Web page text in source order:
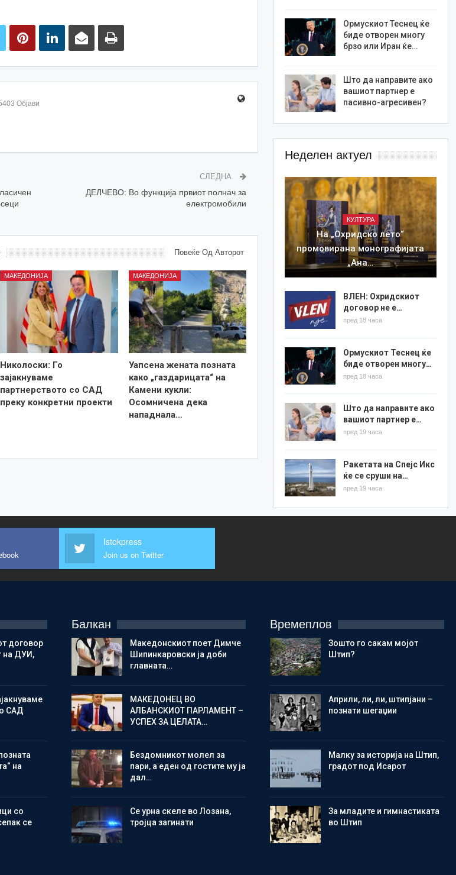
Објави
СЛЕДНА
ДЕЛЧЕВО: Во функција првиот полнач за
електромобили
Повеќе Од Авторот
МАКЕДОНИЈА
Николоски: Го
зајакнуваме
партнерството со САД
преку конкретни проекти
МАКЕДОНИЈА
Уапсена жената позната
како „газдарицата“ на
Камени кукли:
Осомничена дека
нападнала…
Ормускиот Теснец ќе
биде отворен многу
брзо или Иран ќе…
Што да направите ако
вашиот партнер е
пасивно-агресивен?
Неделен актуел
КУЛТУРА
На „Охридско лето“
промовирана монографијата
„Ана…
ВЛЕН: Охридскиот
договор не е…
пред 18 часа
Ормускиот Теснец ќе
биде отворен многу…
пред 18 часа
Што да направите ако
вашиот партнер е…
пред 19 часа
Ракетата на Спејс Икс
ќе се сруши на…
пред 19 часа
Istokpress
Join us on Twitter
договор
на ДУИ,
САД
на
со
се
Балкан
Македонскиот поет Димче
Шипинкаровски ја доби
главната…
МАКЕДОНЕЦ ВО
АЛБАНСКИОТ ПАРЛАМЕНТ –
УСПЕХ ЗА ЦЕЛАТА…
Бездомникот молел за
пари, а еден од гостите му ја
дал…
Се урна скеле во Лозана,
тројца загинати
Времеплов
Зошто го сакам мојот
Штип?
Aприли, ли, ли, штипјани –
познати шегаџии
Малку за историја на Штип,
градот под Исарот
Зa младите и гимнастиката
во Штип